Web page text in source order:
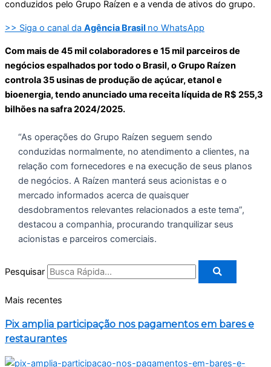
conduzidos pelo Grupo Raízen e a venda de ativos do grupo.
>> Siga o canal da Agência Brasil no WhatsApp
Com mais de 45 mil colaboradores e 15 mil parceiros de
negócios espalhados por todo o Brasil, o Grupo Raízen
controla 35 usinas de produção de açúcar, etanol e
bioenergia, tendo anunciado uma receita líquida de R$ 255,3
bilhões na safra 2024/2025.
“As operações do Grupo Raízen seguem sendo
conduzidas normalmente, no atendimento a clientes, na
relação com fornecedores e na execução de seus planos
de negócios. A Raízen manterá seus acionistas e o
mercado informados acerca de quaisquer
desdobramentos relevantes relacionados a este tema”,
destacou a companhia, procurando tranquilizar seus
acionistas e parceiros comerciais.
Pesquisar
Mais recentes
Pix amplia participação nos pagamentos em bares e
restaurantes